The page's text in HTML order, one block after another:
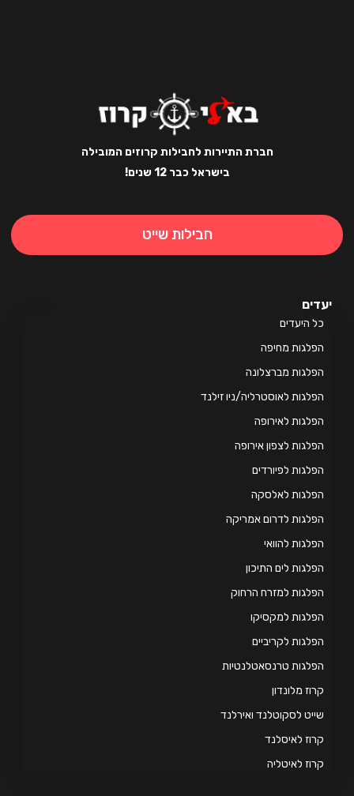
חברת התיירות לחבילות קרוזים המובילה
בישראל כבר 12 שנים!
חבילות שייט
היעדים
מחיפה
מברצלונה
לאוסטרליה/ניו זילנד
לאירופה
לצפון אירופה
לפיורדים
לאלסקה
לדרום אמריקה
להוואי
לים התיכון
למזרח הרחוק
למקסיקו
לקריביים
טרנסאטלנטיות
מלונדון
לסקוטלנד ואירלנד
לאיסלנד
לאיטליה